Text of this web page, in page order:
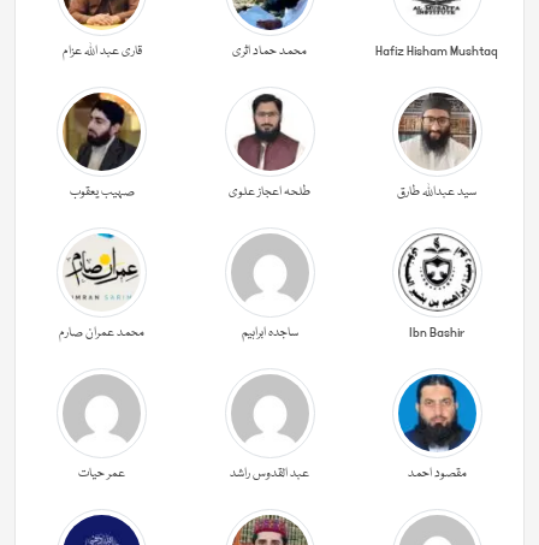
Hafiz Hisham Mushtaq محمد حماد اثری قاری عبد اللہ عزام
سید عبداللہ طارق طلحہ اعجاز علوی صہیب یعقوب
Ibn Bashir ساجدہ ابراہیم محمد عمران صارم
مقصود احمد عبد القدوس راشد عمر حیات